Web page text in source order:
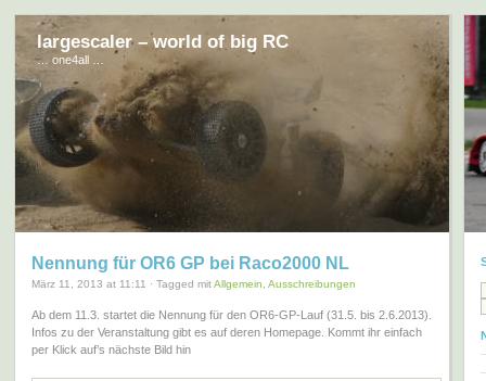
largescaler – world of big RC
… one4all …
Nennung für OR6 GP bei Raco2000 NL
März 11, 2013 at 11:11 · Tagged mitAllgemein Ausschreibungen
Ab dem 11.3. startet die Nennung für den OR6-GP-Lauf (31.5. bis 2.6.2013).
Infos zu der Veranstaltung gibt es auf deren Homepage. Kommt ihr einfach
per Klick auf’s nächste Bild hin